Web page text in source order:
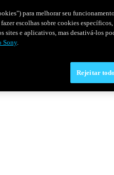
para melhorar seu
fazer escolhas sobre cookies
sites e aplicativos, mas desativá-los
Sony.
Rejeitar